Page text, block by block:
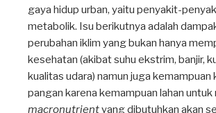
gaya hidup urban, yaitu penyakit-
metabolik. Isu berikutnya adalah
perubahan iklim yang bukan hanya
kesehatan (akibat suhu ekstrim, banjir,
kualitas udara) namun juga kemampuan
pangan karena kemampuan lahan
macronutrientyang dibutuhkan akan